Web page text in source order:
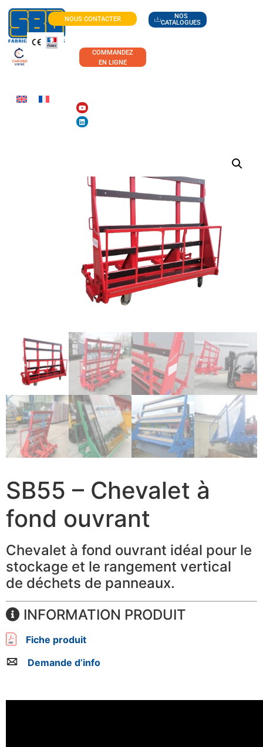
NOUS CONTACTER
NOS
CATALOGUES
COMMANDEZ
EN LIGNE
SB55 – Chevalet à
fond ouvrant
Chevalet à fond ouvrant idéal pour le
stockage et le rangement vertical
de déchets de panneaux.
INFORMATION PRODUIT
Fiche produit
Demande d’info